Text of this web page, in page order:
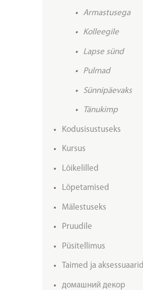
Armastusega
Kolleegile
Lapse sünd
Pulmad
Sünnipäevaks
Tänukimp
Kodusisustuseks
Kursus
Lõikelilled
Lõpetamised
Mälestuseks
Pruudile
Püsitellimus
Taimed ja aksessuaarid
домашний декор